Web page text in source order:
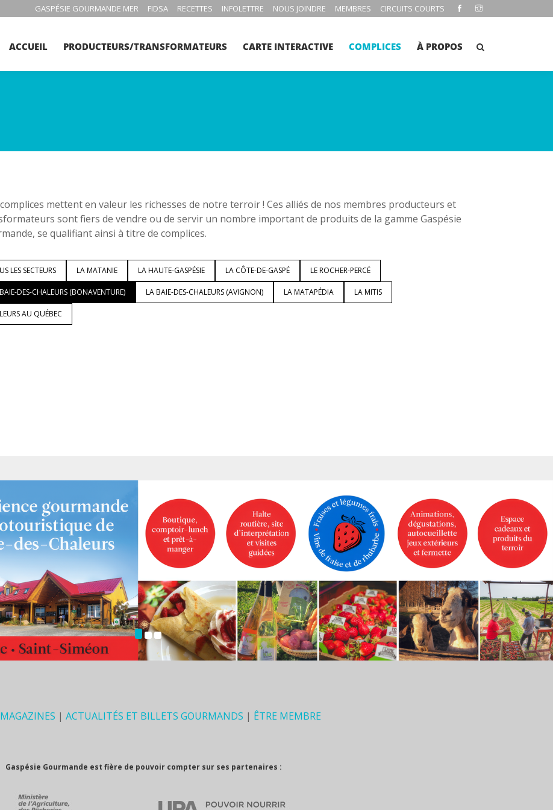
GASPÉSIE GOURMANDE MER FIDSA RECETTES INFOLETTRE NOUS JOINDRE MEMBRES CIRCUITS COURTS
ACCUEIL PRODUCTEURS/TRANSFORMATEURS CARTE INTERACTIVE COMPLICES À PROPOS
mettent en valeur les richesses de notre terroir ! Ces alliés de nos membres producteurs et
sont fiers de vendre ou de servir un nombre important de produits de la gamme Gaspésie
se qualifiant ainsi à titre de complices.
LES SECTEURS LA MATANIE LA HAUTE-GASPÉSIE LA CÔTE-DE-GASPÉ LE ROCHER-PERCÉ
DES-CHALEURS (BONAVENTURE) LA BAIE-DES-CHALEURS (AVIGNON) LA MATAPÉDIA LA MITIS
AU QUÉBEC
| ACTUALITÉS ET BILLETS GOURMANDS | ÊTRE MEMBRE
Gaspésie Gourmande est fière de pouvoir compter sur ses partenaires :